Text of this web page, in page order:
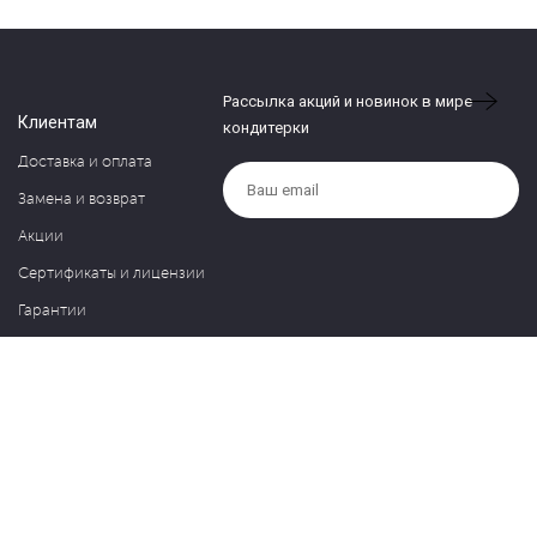
Клиентам
Доставка и оплата
Замена и возврат
Акции
Сертификаты и лицензии
Гарантии
Рассылка акций и новинок в мире
кондитерки